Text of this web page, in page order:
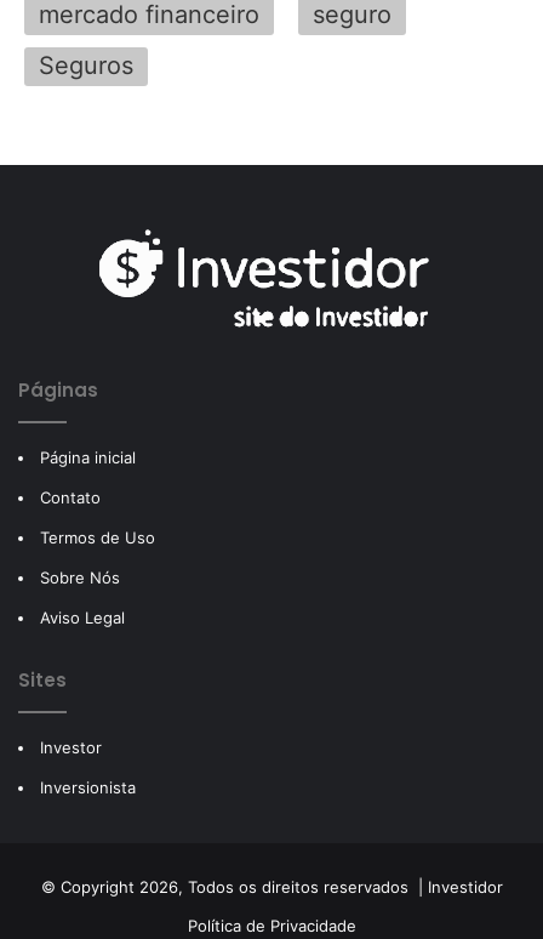
mercado financeiro
seguro
Seguros
Páginas
Página inicial
Contato
Termos de Uso
Sobre Nós
Aviso Legal
Sites
Investor
Inversionista
© Copyright 2026, Todos os direitos reservados | Investidor
Política de Privacidade